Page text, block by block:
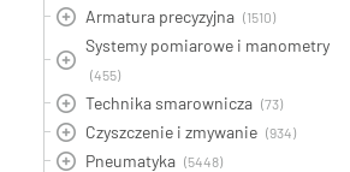
Armatura precyzyjna (1510)
Systemy pomiarowe i manometry
(455)
Technika smarownicza (73)
Czyszczenie i zmywanie (934)
Pneumatyka (5448)